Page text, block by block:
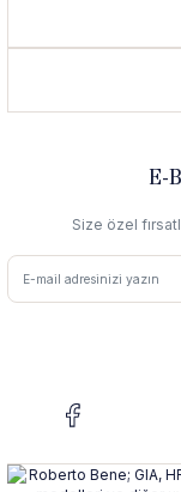
E-
Size özel